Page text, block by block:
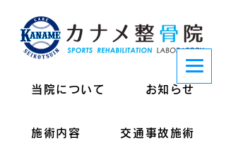
当院について お知らせ
施術内容 交通事故施術